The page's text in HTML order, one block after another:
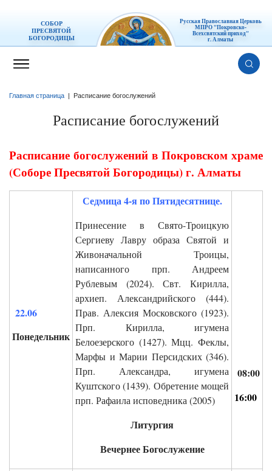
СОБОР
ПРЕСВЯТОЙ
БОГОРОДИЦЫ
Русская Православная Церковь
МПРО "Покровско-
Всехсвятский приход"
г. Алматы
Главная страница Расписание богослужений
Расписание богослужений
Расписание богослужений в Покровском храме
(Соборе Пресвятой Богородицы) г. Алматы
22.06
Понедельник
Седмица 4-я по Пятидесятнице.
Принесение в Свято-Троицкую
Сергиеву Лавру образа Святой и
Живоначальной Троицы,
написанного прп. Андреем
Рублевым (2024). Свт. Кирилла,
архиеп. Александрийского (444).
Прав. Алексия Московского (1923).
Прп. Кирилла, игумена
Белоезерского (1427). Мцц. Феклы,
Марфы и Марии Персидских (346).
Прп. Александра, игумена
Куштского (1439). Обретение мощей
прп. Рафаила исповедника (2005)
Литургия
Вечернее Богослужение
08:00
16:00